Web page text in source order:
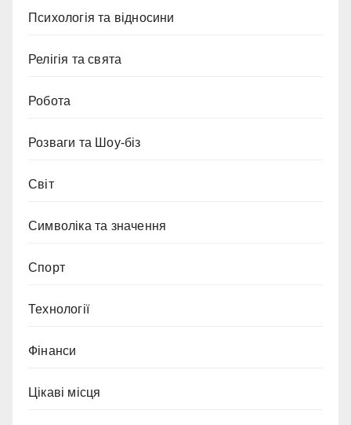
Психологія та відносини
Релігія та свята
Робота
Розваги та Шоу-біз
Світ
Символіка та значення
Спорт
Технології
Фінанси
Цікаві місця